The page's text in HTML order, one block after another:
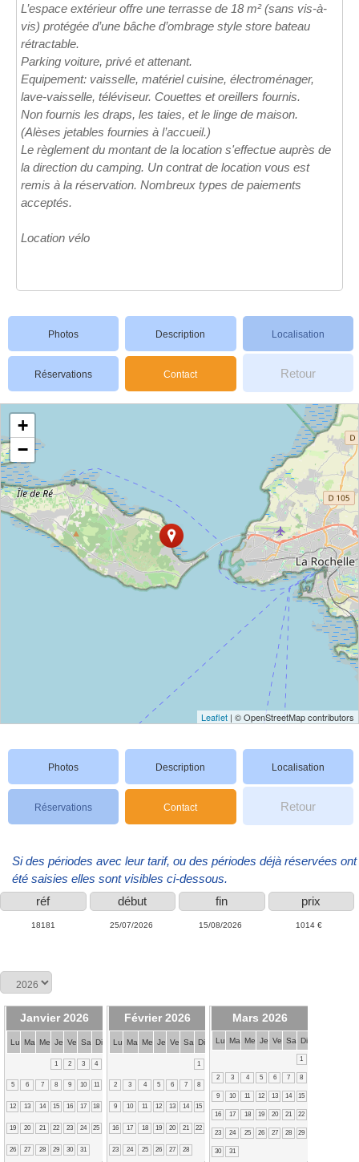
L’espace extérieur offre une terrasse de 18 m² (sans vis-à-
vis) protégée d’une bâche d’ombrage style store bateau
rétractable.
Parking voiture, privé et attenant.
Equipement: vaisselle, matériel cuisine, électroménager,
lave-vaisselle, téléviseur. Couettes et oreillers fournis.
Non fournis les draps, les taies, et le linge de maison.
(Alèses jetables fournies à l’accueil.)
Le règlement du montant de la location s'effectue auprès de
la direction du camping. Un contrat de location vous est
remis à la réservation. Nombreux types de paiements
acceptés.
Location vélo
Photos Description Localisation
Réservations Contact Retour
+
−
Leaflet | © OpenStreetMap contributors
Photos Description Localisation
Réservations Contact Retour
Si des périodes avec leur tarif, ou des périodes déjà réservées ont
été saisies elles sont visibles ci-dessous.
réf
début fin prix
18181 25/07/2026 15/08/2026 1014 €
Janvier 2026
Lu Ma Me Je Ve Sa Di
1 2 3 4
5 6 7 8 9 10 11
12 13 14 15 16 17 18
19 20 21 22 23 24 25
26 27 28 29 30 31
Février 2026
Lu Ma Me Je Ve Sa Di
1
2 3 4 5 6 7 8
9 10 11 12 13 14 15
16 17 18 19 20 21 22
23 24 25 26 27 28
Mars 2026
Lu Ma Me Je Ve Sa Di
1
2 3 4 5 6 7 8
9 10 11 12 13 14 15
16 17 18 19 20 21 22
23 24 25 26 27 28 29
30 31